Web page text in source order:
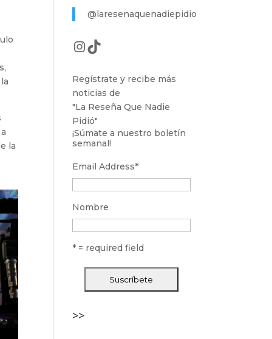
la
@laresenaquenadiepidio
Instagram
TikTok
Regístrate y recibe más
noticias de
"La Reseña Que Nadie
Pidió"
¡Súmate a nuestro boletín
semanal!
Email Address*
Nombre
* = required field
>>